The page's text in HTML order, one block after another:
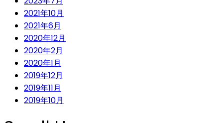
2021年10月
2021年6月
2020年12月
2020年2月
2020年1月
2019年12月
2019年11月
2019年10月